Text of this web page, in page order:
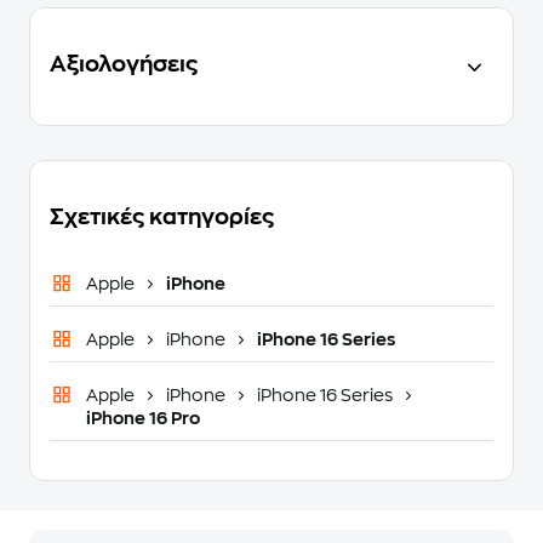
Αξιολογήσεις
Σχετικές κατηγορίες
Apple iPhone
Apple iPhone iPhone 16 Series
Apple iPhone
iPhone 16 Series
iPhone 16 Pro